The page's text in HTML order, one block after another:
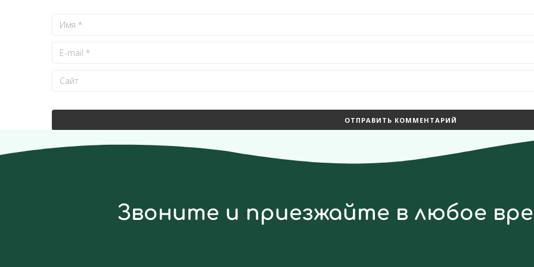
Звоните и приезжайте в любое